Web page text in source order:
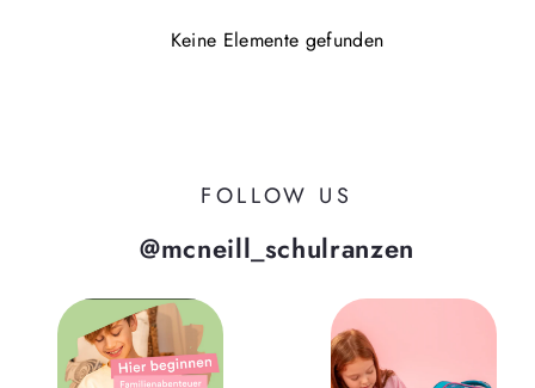
Keine Elemente gefunden
FOLLOW US
@mcneill_schulranzen